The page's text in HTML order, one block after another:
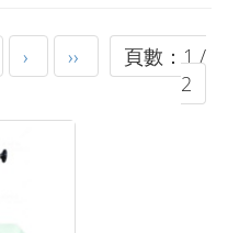
› ››
頁數：1 /
2